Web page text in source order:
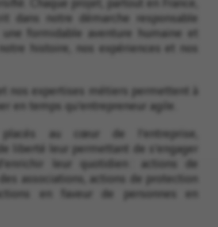
dans notre démarche responsable
formidable aventure humaine et
histoire, nos expériences et nos
nos expertises métiers permettent à
en temps qu’entrepreneur agile.
placés au cœur de l’entreprise,
liberté leur permettant de s’engager
leur quotidien : actions de
associations, actions de protection
en faveur de personnes en